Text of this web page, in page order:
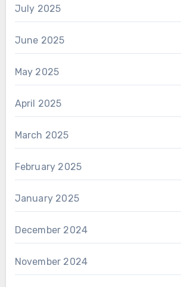
July 2025
June 2025
May 2025
April 2025
March 2025
February 2025
January 2025
December 2024
November 2024